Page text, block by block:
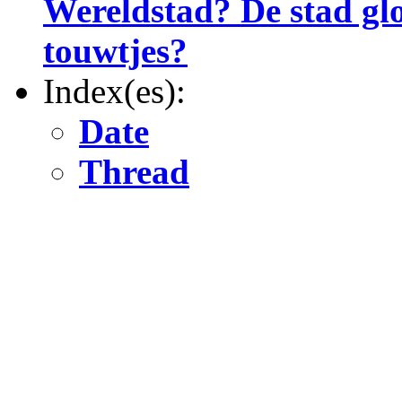
Wereldstad? De stad
touwtjes?
Index(es):
Date
Thread